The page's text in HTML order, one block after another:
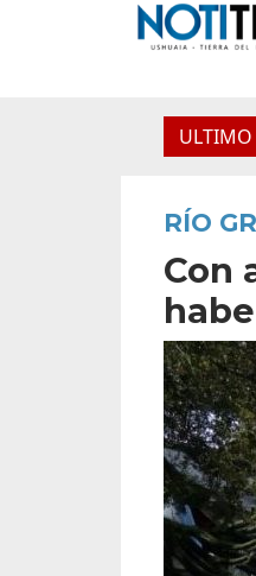
del Paso Cardenal
RÍO
Con